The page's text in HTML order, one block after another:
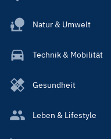
Natur & Umwelt
Technik & Mobilität
Gesundheit
Leben & Lifestyle